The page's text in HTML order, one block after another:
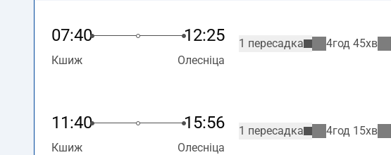
07:40 12:25
Кшиж Олесніца
1 пересадка 4год 45хв
11:40 15:56
Кшиж Олесніца
1 пересадка 4год 15хв